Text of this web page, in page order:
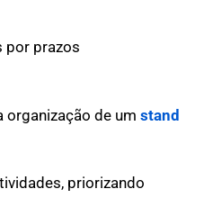
por prazos
organização de um stand
priorizando